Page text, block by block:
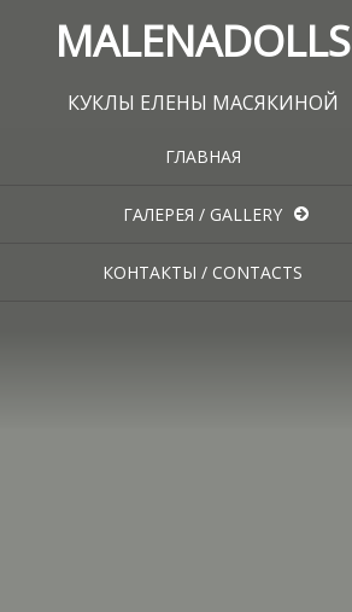
MALENADOLLS
КУКЛЫ ЕЛЕНЫ МАСЯКИНОЙ
ГЛАВНАЯ
ГАЛЕРЕЯ / GALLERY
КОНТАКТЫ / CONTACTS